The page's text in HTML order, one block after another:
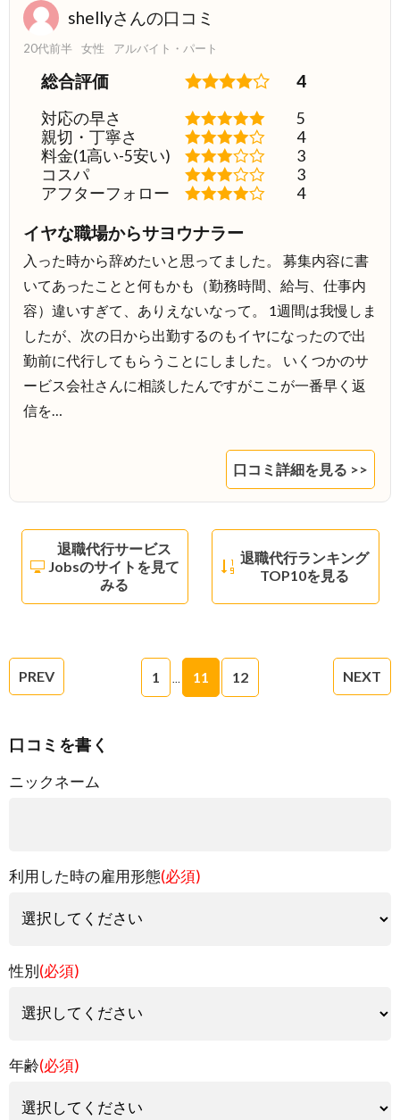
shellyさんの口コミ
20代前半 女性 アルバイト・パート
総合評価 4
対応の早さ
5
親切・丁寧さ
4
料金(1高い-5安い)
3
コスパ
3
アフターフォロー
4
イヤな職場からサヨウナラー
入った時から辞めたいと思ってました。 募集内容に書
いてあったことと何もかも（勤務時間、給与、仕事内
容）違いすぎて、ありえないなって。 1週間は我慢しま
したが、次の日から出勤するのもイヤになったので出
勤前に代行してもらうことにしました。 いくつかのサ
ービス会社さんに相談したんですがここが一番早く返
信を…
口コミ詳細を見る >>
退職代行サービス
Jobsのサイトを見て
みる
退職代行ランキング
TOP10を見る
PREV 1 11 12 NEXT
口コミを書く
ニックネーム
利用した時の雇用形態(必須)
性別(必須)
年齢(必須)